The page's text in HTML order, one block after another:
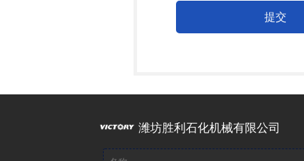
提交
潍坊胜利石化机械有限公司